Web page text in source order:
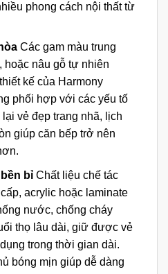
phong cách nội thất từ
Các gam màu trung
hoặc nâu gỗ tự nhiên
kế của Harmony
phối hợp với các yếu tố
vẻ đẹp trang nhã, lịch
giúp căn bếp trở nên
bỉChất liệu chế tác
acrylic hoặc laminate
nước, chống cháy
thọ lâu dài, giữ được vẻ
trong thời gian dài.
bóng mịn giúp dễ dàng